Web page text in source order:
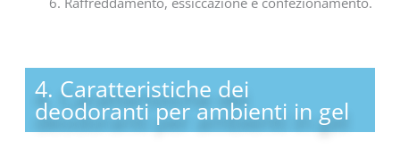
4. Caratteristiche dei
deodoranti per ambienti in gel